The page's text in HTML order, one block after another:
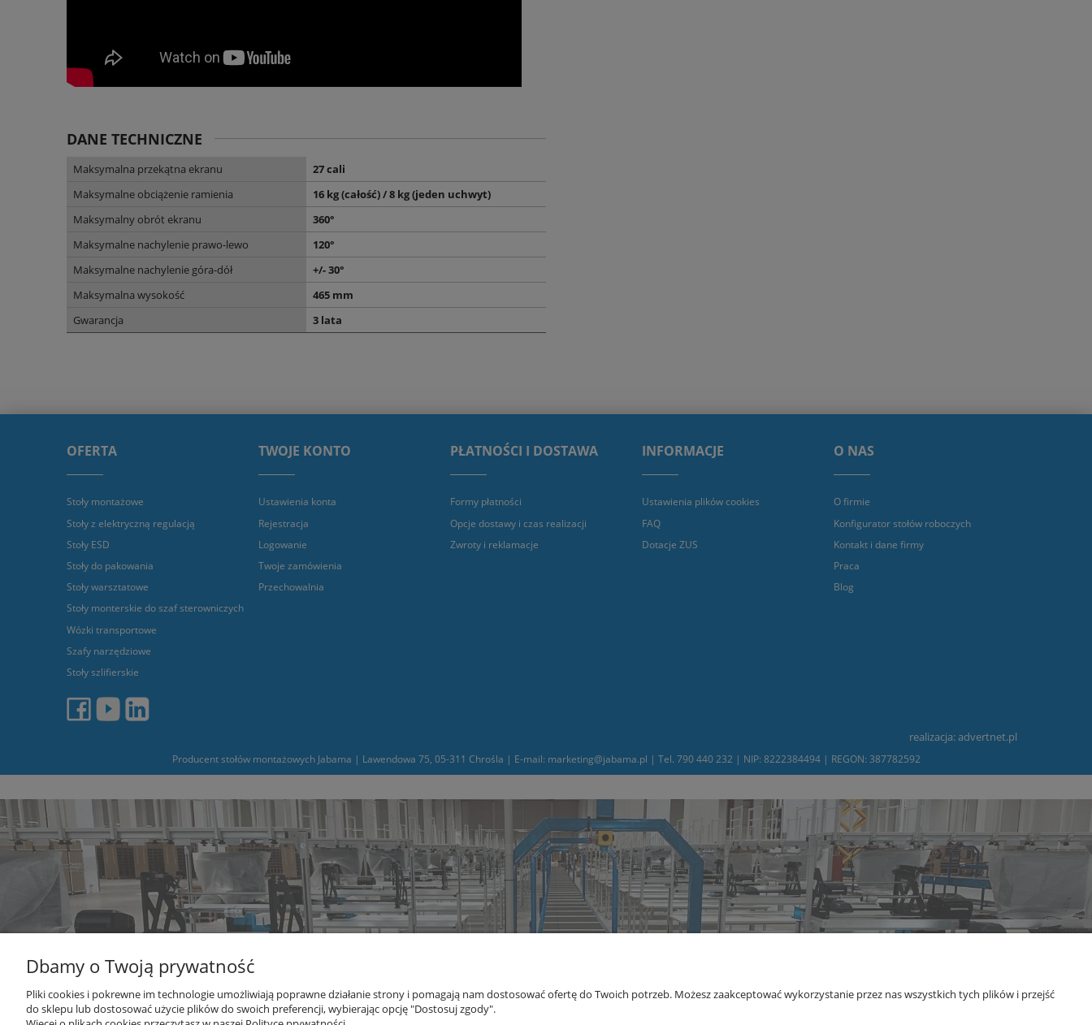
DANE TECHNICZNE
Maksymalna przekątna ekranu
27 cali
Maksymalne obciążenie ramienia
16 kg (całość) / 8 kg (jeden uchwyt)
Maksymalny obrót ekranu
360°
Maksymalne nachylenie prawo-lewo
120°
Maksymalne nachylenie góra-dół
+/- 30°
Maksymalna wysokość
465 mm
Gwarancja
3 lata
OFERTA
Stoły montażowe
Stoły z elektryczną regulacją
Stoły ESD
Stoły do pakowania
Stoły warsztatowe
Stoły monterskie do szaf sterowniczych
Wózki transportowe
Szafy narzędziowe
Stoły szlifierskie
TWOJE KONTO
Ustawienia konta
Rejestracja
Logowanie
Twoje zamówienia
Przechowalnia
PŁATNOŚCI I DOSTAWA
Formy płatności
Opcje dostawy i czas realizacji
Zwroty i reklamacje
INFORMACJE
Ustawienia plików cookies
FAQ
Dotacje ZUS
O NAS
O firmie
Konfigurator stołów roboczych
Kontakt i dane firmy
Praca
Blog
realizacja:advertnet.pl
Producent stołów montażowych Jabama | Lawendowa 75, 05-311 Chrośla | E-mail: marketing@jabama.pl | Tel. 790 440 232 | NIP: 8222384494 | REGON: 387782592
Dbamy o Twoją prywatność
Pliki cookies i pokrewne im technologie umożliwiają poprawne działanie strony i pomagają nam dostosować ofertę do Twoich potrzeb. Możesz zaakceptować wykorzystanie przez nas wszystkich tych plików i przejść
do sklepu lub dostosować użycie plików do swoich preferencji, wybierając opcję "Dostosuj zgody".